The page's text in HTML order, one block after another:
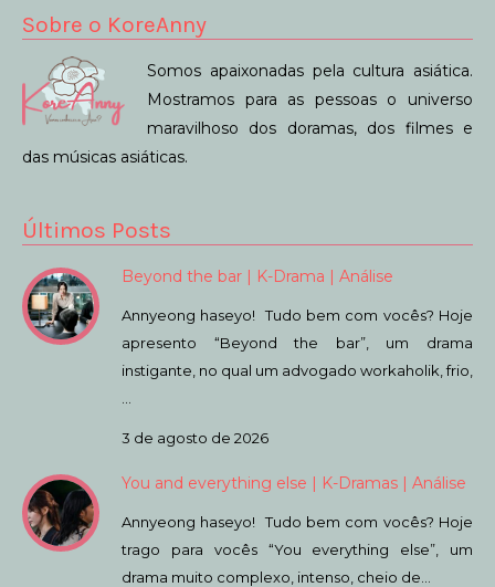
Sobre o KoreAnny
Somos apaixonadas pela cultura asiática.
Mostramos para as pessoas o universo
maravilhoso dos doramas, dos filmes e
das músicas asiáticas.
Últimos Posts
Beyond the bar | K-Drama | Análise
Annyeong haseyo! Tudo bem com vocês? Hoje
apresento “Beyond the bar”, um drama
instigante, no qual um advogado workaholik, frio,
3 de agosto de 2026
You and everything else | K-Dramas | Análise
Annyeong haseyo! Tudo bem com vocês? Hoje
trago para vocês “You everything else”, um
drama muito complexo, intenso, cheio de…